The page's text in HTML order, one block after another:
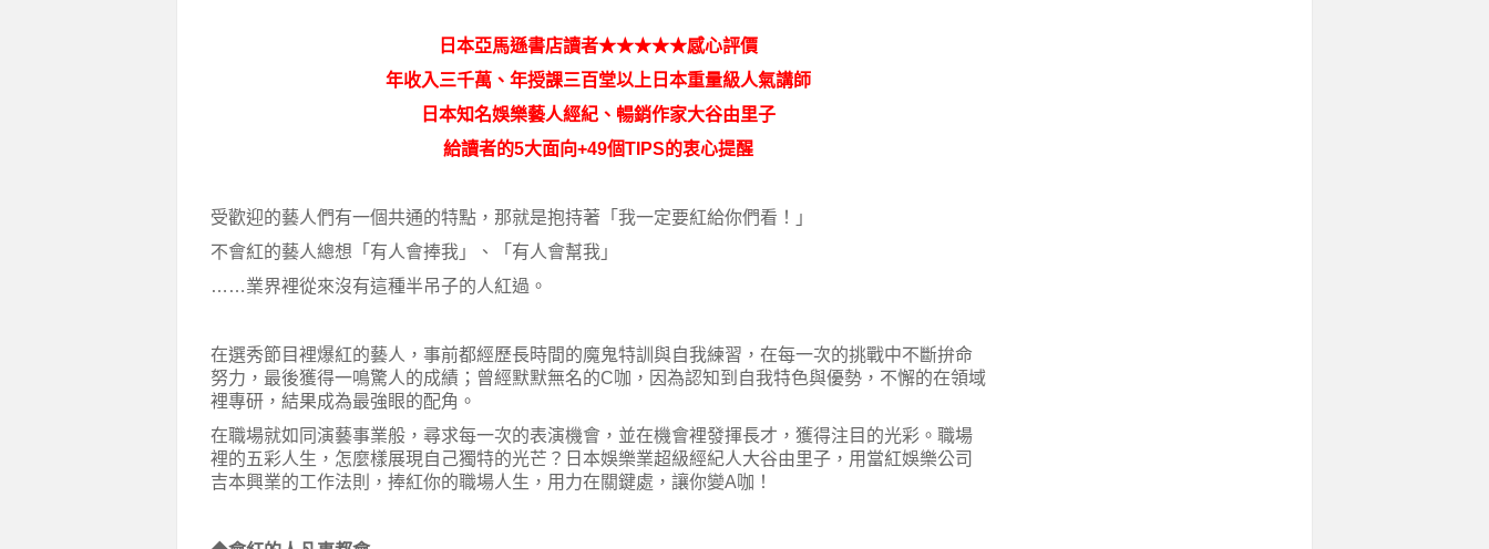
日本亞馬遜書店讀者★★★★★感心評價
年收入三千萬、年授課三百堂以上日本重量級人氣講師
日本知名娛樂藝人經紀、暢銷作家大谷由里子
給讀者的5大面向+49個TIPS的衷心提醒
受歡迎的藝人們有一個共通的特點，那就是抱持著「我一定要紅給你們看！」
不會紅的藝人總想「有人會捧我」、「有人會幫我」
……業界裡從來沒有這種半吊子的人紅過。
在選秀節目裡爆紅的藝人，事前都經歷長時間的魔鬼特訓與自我練習，在每一次的挑戰中不斷拚命
努力，最後獲得一鳴驚人的成績；曾經默默無名的C咖，因為認知到自我特色與優勢，不懈的在領域
裡專研，結果成為最強眼的配角。
在職場就如同演藝事業般，尋求每一次的表演機會，並在機會裡發揮長才，獲得注目的光彩。職場
裡的五彩人生，怎麼樣展現自己獨特的光芒？日本娛樂業超級經紀人大谷由里子，用當紅娛樂公司
吉本興業的工作法則，捧紅你的職場人生，用力在關鍵處，讓你變A咖！